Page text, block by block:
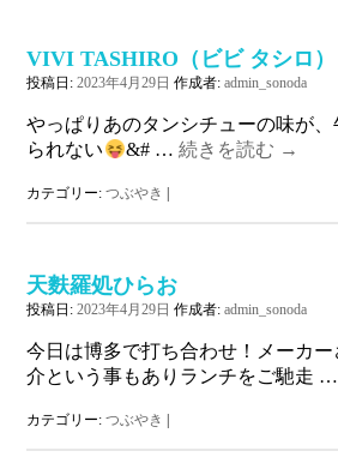
VIVI TASHIRO（ビビ タシロ）
投稿日: 2023年4月29日 作成者: admin_sonoda
やっぱりあのタンシチューの味が
られない
&# … 続きを読む →
カテゴリー: つぶやき
天麩羅処ひらお
投稿日: 2023年4月29日 作成者: admin_sonoda
今日は博多で打ち合わせ！メーカ
介という事もありランチをご馳走
カテゴリー: つぶやき